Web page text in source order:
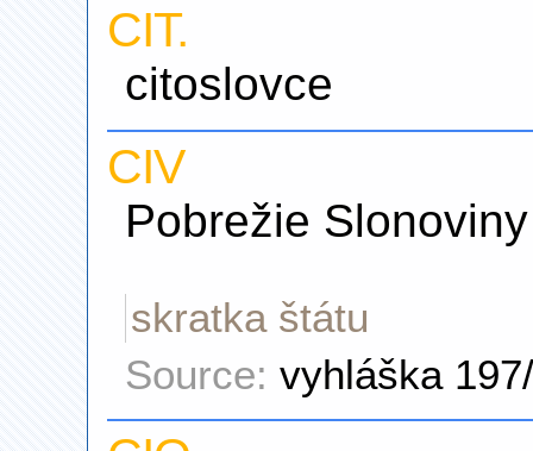
CIT.
citoslovce
CIV
Pobrežie Slonoviny
skratka štátu
Source: vyhláška